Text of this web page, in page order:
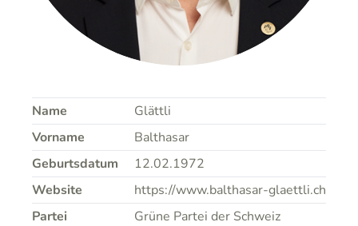
Name
Glättli
Vorname
Balthasar
Geburtsdatum
12.02.1972
Website
https://www.balthasar-glaettli.ch
Partei
Grüne Partei der Schweiz